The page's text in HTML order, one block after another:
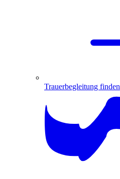
Trauerbegleitung finden